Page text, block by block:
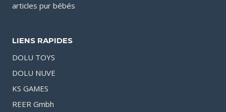
articles pur bébés
LIENS RAPIDES
DOLU TOYS
DOLU NUVE
KS GAMES
REER Gmbh